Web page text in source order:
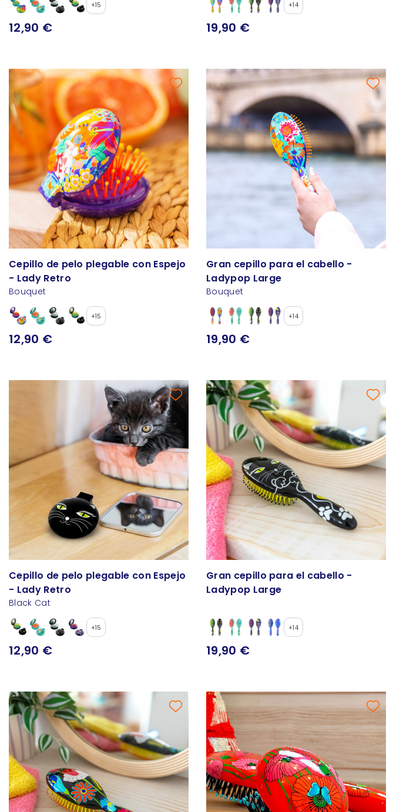
+15
12,90 €
+14
19,90 €
Cepillo de pelo plegable con Espejo
- Lady Retro
Bouquet
+15
12,90 €
Gran cepillo para el cabello -
Ladypop Large
Bouquet
+14
19,90 €
Cepillo de pelo plegable con Espejo
- Lady Retro
Black Cat
+15
12,90 €
Gran cepillo para el cabello -
Ladypop Large
+14
19,90 €